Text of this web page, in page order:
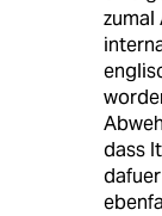
zumal
dass